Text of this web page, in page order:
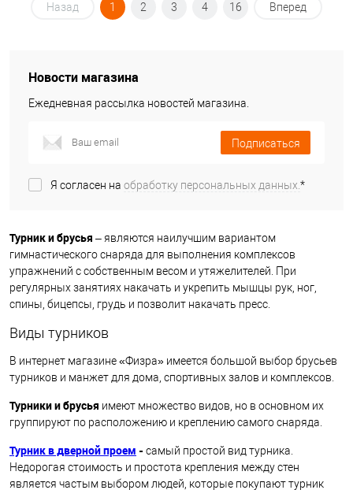
Назад 1 2 3 4 16 Вперед
Новости магазина
Ежедневная рассылка новостей магазина.
Подписаться
Я согласен на обработку персональных данных.*
Турник и брусья – являются наилучшим вариантом
гимнастического снаряда для выполнения комплексов
упражнений с собственным весом и утяжелителей. При
регулярных занятиях накачать и укрепить мышцы рук, ног,
спины, бицепсы, грудь и позволит накачать пресс.
Виды турников
В интернет магазине «Физра» имеется большой выбор брусьев
турников и манжет для дома, спортивных залов и комплексов.
Турники и брусья имеют множество видов, но в основном их
группируют по расположению и креплению самого снаряда.
Турник в дверной проем - самый простой вид турника.
Недорогая стоимость и простота крепления между стен
является частым выбором людей, которые покупают турник